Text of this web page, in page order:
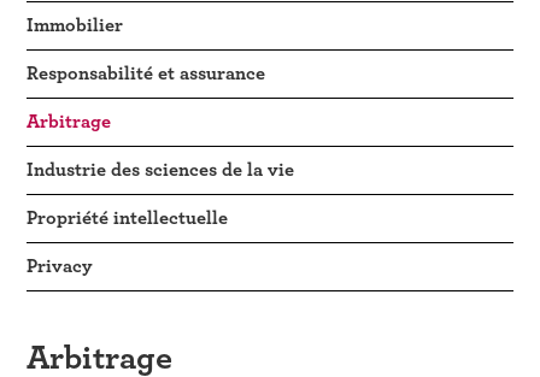
Arbitrage
Immobilier
Responsabilité et assurance
Arbitrage
Industrie des sciences de la vie
Propriété intellectuelle
Privacy